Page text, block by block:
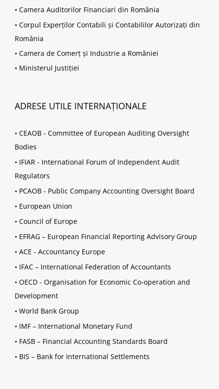
• Camera Auditorilor Financiari din România
• Corpul Experților Contabili și Contabililor Autorizați din
România
• Camera de Comerț și Industrie a României
• Ministerul Justiției
ADRESE UTILE INTERNAȚIONALE
• CEAOB - Committee of European Auditing Oversight
Bodies
• IFIAR - International Forum of Independent Audit
Regulators
• PCAOB - Public Company Accounting Oversight Board
• European Union
• Council of Europe
• EFRAG – European Financial Reporting Advisory Group
• ACE - Accountancy Europe
• IFAC – International Federation of Accountants
• OECD - Organisation for Economic Co-operation and
Development
• World Bank Group
• IMF – International Monetary Fund
• FASB – Financial Accounting Standards Board
• BIS – Bank for International Settlements